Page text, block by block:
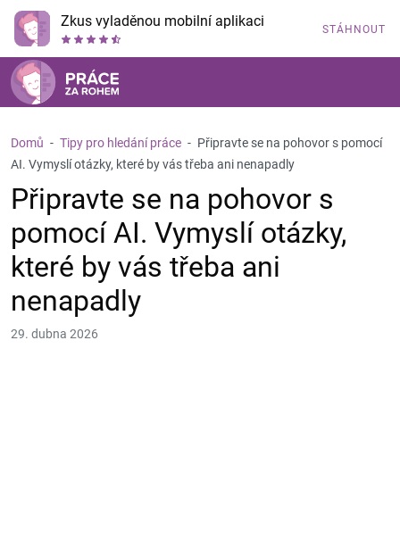
Zkus vyladěnou mobilní aplikaci STÁHNOUT
Domů - Tipy pro hledání práce - Připravte se na pohovor s pomocí
AI. Vymyslí otázky, které by vás třeba ani nenapadly
Připravte se na pohovor s
pomocí AI. Vymyslí otázky,
které by vás třeba ani
nenapadly
29. dubna 2026